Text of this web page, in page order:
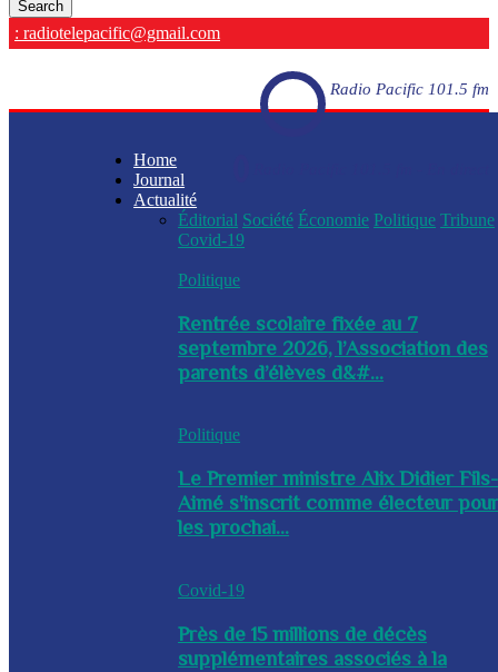
: radiotelepacific@gmail.com
Radio Pacific 101.5 fm
Home
Journal
Actualité
Éditorial Société Économie Politique Tribune
Covid-19
Politique
Rentrée scolaire fixée au 7
septembre 2026, l’Association des
parents d’élèves d&#...
Politique
Le Premier ministre Alix Didier Fils-
Aimé s'inscrit comme électeur
les prochai...
Covid-19
Près de 15 millions de décès
supplémentaires associés à la